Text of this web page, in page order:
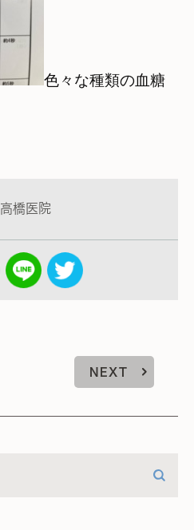
色々な種類の血糖
高橋医院
NEXT